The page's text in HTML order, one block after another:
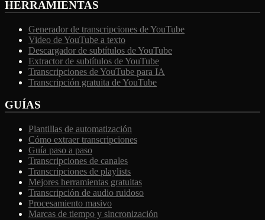
HERRAMIENTAS
Generador de transcripciones de YouTube
Video de YouTube a texto
Descargador de subtítulos de YouTube
Extractor de subtítulos de YouTube
Transcripciones de YouTube para IA
Transcripción gratuita de YouTube
GUÍAS
Plantillas de automatización
Cómo extraer transcripciones
Guía paso a paso
Transcripciones de canales
Transcripciones de playlists
Mejores herramientas gratuitas
Transcripción de audio ruidoso
Procesamiento masivo
Marcas de tiempo y sincronización